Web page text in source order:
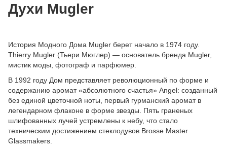
Духи Mugler
История Модного Дома Mugler берет начало в 1974 году.
Thierry Mugler (Тьери Мюглер) — основатель бренда Mugler,
мистик моды, фотограф и парфюмер.
В 1992 году Дом представляет революционный по форме и
содержанию аромат «абсолютного счастья» Angel: созданный
без единой цветочной ноты, первый гурманский аромат в
легендарном флаконе в форме звезды. Пять граненых
шлифованных лучей устремлены к небу, что стало
техническим достижением стеклодувов Brosse Master
Glassmakers.